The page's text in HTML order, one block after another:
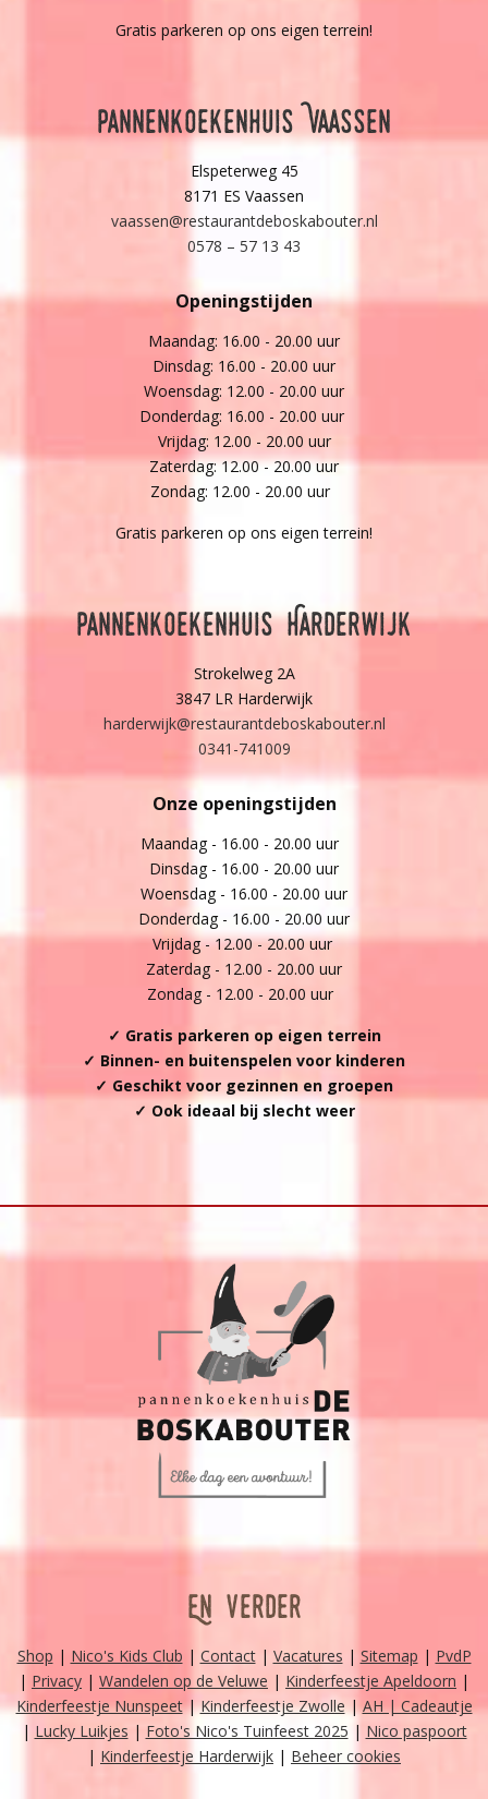
Gratis parkeren op ons eigen terrein!
Pannenkoekenhuis Vaassen
Elspeterweg 45
8171 ES Vaassen
vaassen@restaurantdeboskabouter.nl
0578 – 57 13 43
Openingstijden
Maandag: 16.00 - 20.00 uur
Dinsdag: 16.00 - 20.00 uur
Woensdag: 12.00 - 20.00 uur
Donderdag: 16.00 - 20.00 uur
Vrijdag: 12.00 - 20.00 uur
Zaterdag: 12.00 - 20.00 uur
Zondag: 12.00 - 20.00 uur
Gratis parkeren op ons eigen terrein!
Pannenkoekenhuis Harderwijk
Strokelweg 2A
3847 LR Harderwijk
harderwijk@restaurantdeboskabouter.nl
0341-741009
Onze openingstijden
Maandag - 16.00 - 20.00 uur
Dinsdag - 16.00 - 20.00 uur
Woensdag - 16.00 - 20.00 uur
Donderdag - 16.00 - 20.00 uur
Vrijdag - 12.00 - 20.00 uur
Zaterdag - 12.00 - 20.00 uur
Zondag - 12.00 - 20.00 uur
✓ Gratis parkeren op eigen terrein
✓ Binnen- en buitenspelen voor kinderen
✓ Geschikt voor gezinnen en groepen
✓ Ook ideaal bij slecht weer
En verder
Shop | Nico's Kids Club | Contact| Vacatures | Sitemap | PvdP
| Privacy | Wandelen op de Veluwe | Kinderfeestje Apeldoorn |
Kinderfeestje Nunspeet|Kinderfeestje Zwolle| AH | Cadeautje
| Lucky Luikjes | Foto's Nico's Tuinfeest 2025 | Nico paspoort
| Kinderfeestje Harderwijk | Beheer cookies